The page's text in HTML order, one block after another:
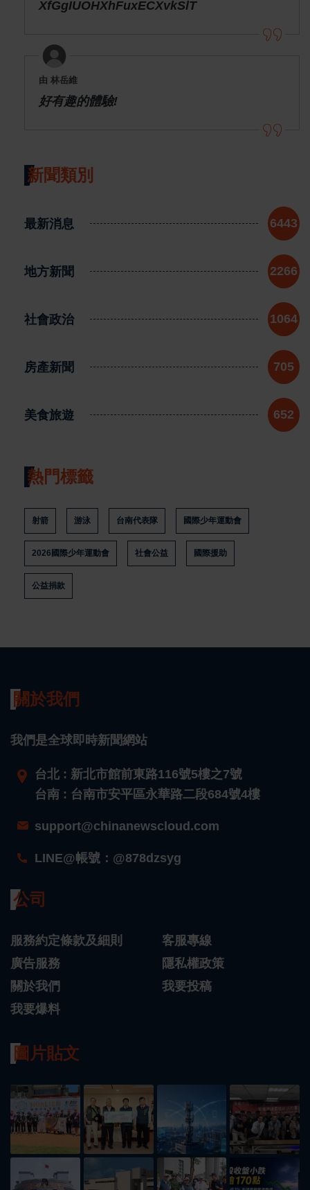
XfGgIUOHXhFuxECXvkSlT
由 林岳維
好有趣的體驗!
新聞類別
最新消息 6443
地方新聞 2266
社會政治 1064
房產新聞 705
美食旅遊 652
熱門標籤
射箭 游泳 台南代表隊 國際少年運動會
2026國際少年運動會 社會公益 國際援助
公益捐款
關於我們
我們是全球即時新聞網站
台北 : 新北市館前東路116號5樓之7號
台南 : 台南市安平區永華路二段684號4樓
support@chinanewscloud.com
LINE@帳號：@878dzsyg
公司
服務約定條款及細則
客服專線
廣告服務
隱私權政策
關於我們
我要投稿
我要爆料
圖片貼文